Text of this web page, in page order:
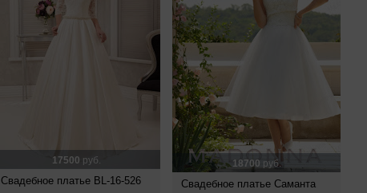
17500 руб.
Свадебное платье BL-16-526
18700 руб.
Свадебное платье Саманта